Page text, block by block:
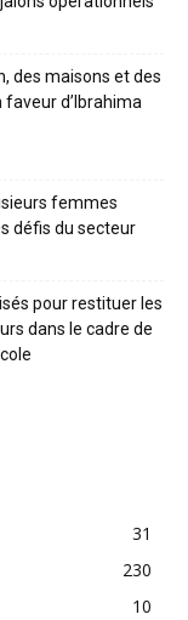
des maisons et des
faveur d’Ibrahima
femmes
défis du secteur
pour restituer les
dans le cadre de
31
230
10